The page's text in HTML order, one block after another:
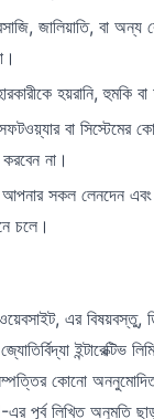
জালিয়াতি, বা অন্য
হয়রানি, হুমকি
বা সিস্টেমের
করবেন না।
সকল লেনদেন এবং
চলে।
এর বিষয়বস্তু,
ইন্টারেক্টিভ
কোনো
পূর্ব লিখিত অনুমতি